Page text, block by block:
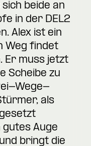
beide an
in der DEL2
Alex ist ein
Weg findet
Er muss jetzt
Scheibe zu
Wege-
als
Auge
bringt die